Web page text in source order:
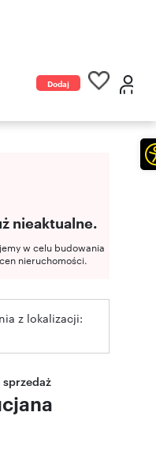
Dodaj
nieaktualne.
w celu budowania
nieruchomości.
z lokalizacji: